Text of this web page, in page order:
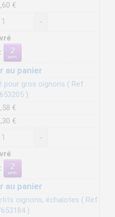
€
-
au panier
pour gros oignons ( Ref :
)
€
€
-
au panier
oignons, échalotes ( Ref
)